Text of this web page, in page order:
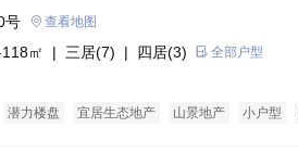
号 查看地图
118㎡ | 三居(7) | 四居(3) 全部户型
潜力楼盘 宜居生态地产 山景地产 小户型